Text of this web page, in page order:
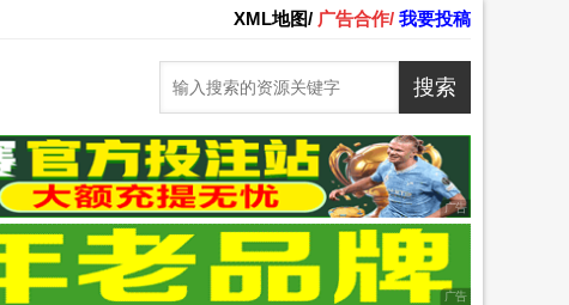
XML地图/ 广告合作/ 我要投稿